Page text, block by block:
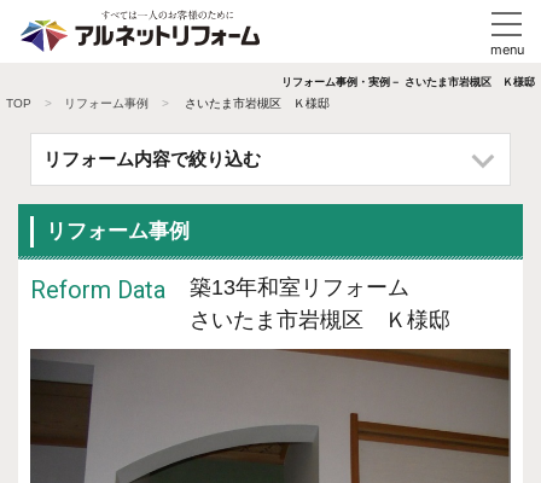
リフォーム事例・実例－ さいたま市岩槻区 Ｋ様邸
TOP リフォーム事例 さいたま市岩槻区 Ｋ様邸
リフォーム内容で絞り込む
リフォーム事例
Reform Data
築13年和室リフォーム
さいたま市岩槻区 Ｋ様邸